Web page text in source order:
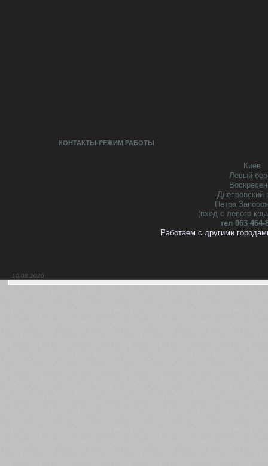
КОНТАКТЫ-РЕЖИМ РАБОТЫ
Киев
Левый
Днепровский
Петра
(вход с левого
тел 063 464-
Работаем с другими
10.08.2026